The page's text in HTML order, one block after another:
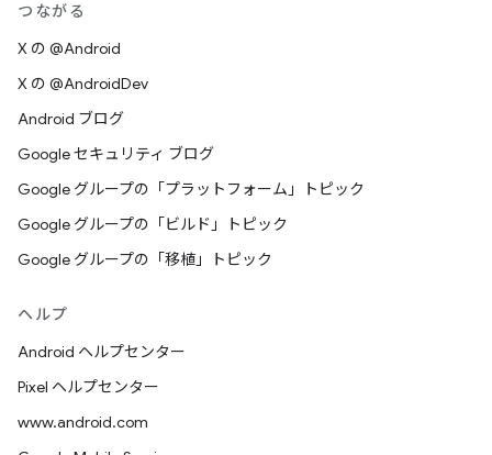
つながる
X の @Android
X の @AndroidDev
Android ブログ
Google セキュリティ ブログ
Google グループの「プラットフォーム」トピック
Google グループの「ビルド」トピック
Google グループの「移植」トピック
ヘルプ
Android ヘルプセンター
Pixel ヘルプセンター
www.android.com